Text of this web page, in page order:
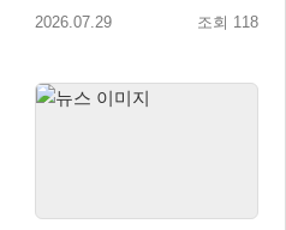
콘텐츠 ‘격전’ 오픈 예고
2026.07.29 조회 118